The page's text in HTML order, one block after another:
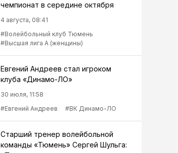
чемпионат в середине октября
4 августа, 08:41
#Волейбольный клуб Тюмень
#Высшая лига А (женщины)
Евгений Андреев стал игроком
клуба «Динамо-ЛО»
30 июля, 11:58
#Евгений Андреев
#ВК Динамо-ЛО
Старший тренер волейбольной
команды «Тюмень» Сергей Шульга: